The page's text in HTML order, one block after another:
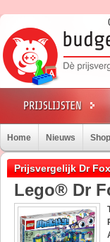
Home Nieuws
Prijsvergelijk Dr
Lego® Dr